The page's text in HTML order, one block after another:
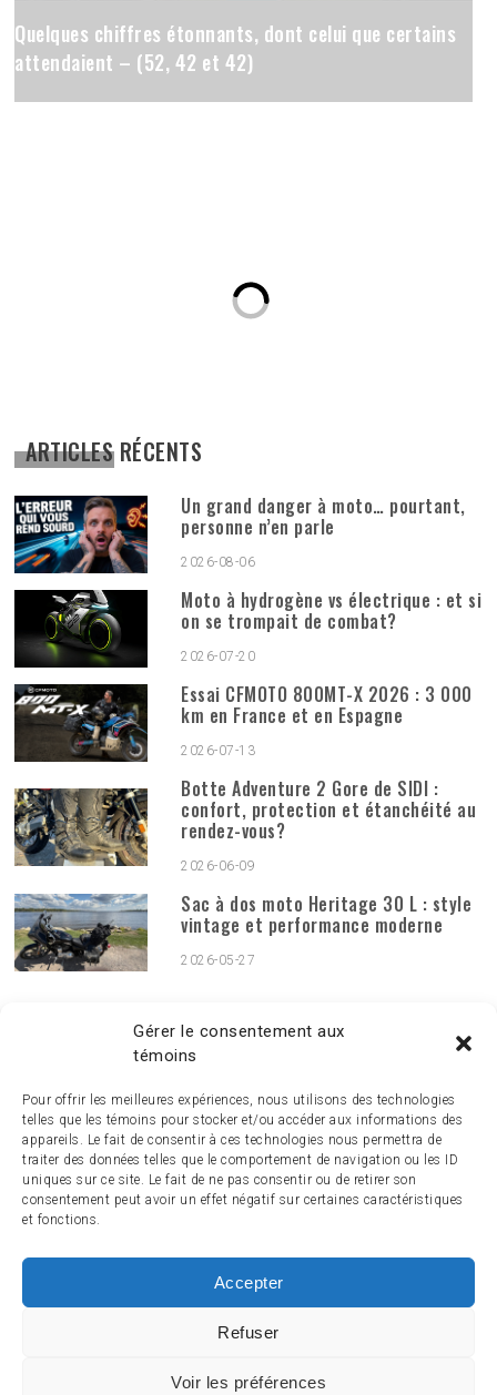
Gérer le consentement aux
témoins
Pour offrir les meilleures expériences, nous utilisons des technologies
telles que les témoins pour stocker et/ou accéder aux informations des
appareils. Le fait de consentir à ces technologies nous permettra de
traiter des données telles que le comportement de navigation ou les ID
uniques sur ce site. Le fait de ne pas consentir ou de retirer son
consentement peut avoir un effet négatif sur certaines caractéristiques
et fonctions.
Accepter
Refuser
Voir les préférences
Quelques chiffres étonnants, dont celui que certains
attendaient – (52, 42 et 42)
ARTICLES RÉCENTS
Un grand danger à moto… pourtant,
personne n’en parle
2026-08-06
Moto à hydrogène vs électrique : et si
on se trompait de combat?
2026-07-20
Essai CFMOTO 800MT-X 2026 : 3 000
km en France et en Espagne
2026-07-13
Botte Adventure 2 Gore de SIDI :
confort, protection et étanchéité au
rendez-vous?
2026-06-09
Sac à dos moto Heritage 30 L : style
vintage et performance moderne
2026-05-27
PUBLICATIONS MENSUELLES Publications
ACTUALITÉ ARTICLES
© 2014-2024 MagazineMoto.com - Tous droits réservés.